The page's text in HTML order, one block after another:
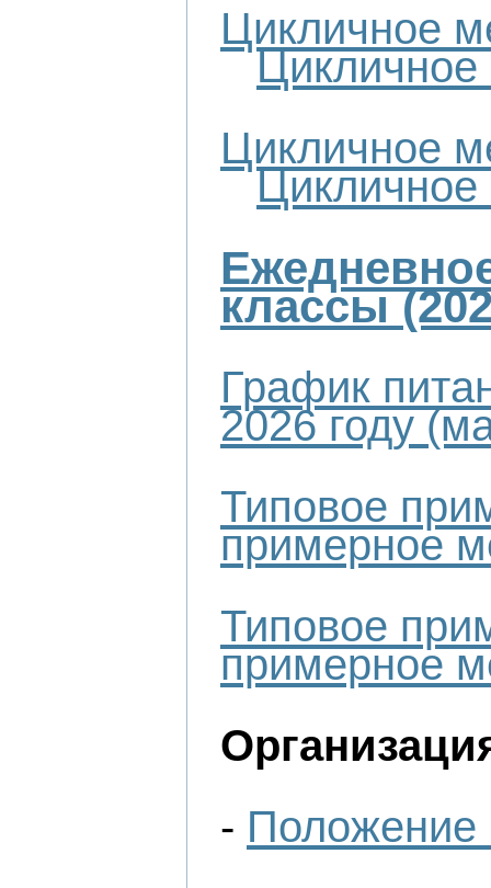
Цикличное
Цикличное
Цикличное
Цикличное
классы
График
2026 году
Типовое
примерное
Типовое
примерное
- Положение